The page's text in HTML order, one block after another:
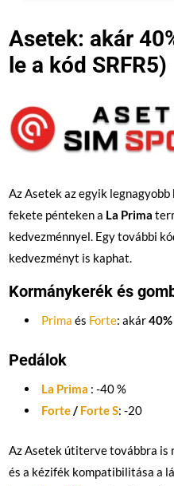
Asetek: akár
le a kód SRFR5)
Az Asetek az egyik
fekete pénteken a La Prima
kedvezménnyel. Egy további
kedvezményt is kaphat.
Kormánykerék és
Prima és Forte: akár
Pedálok
La Prima : -40 %
Forte/ Forte S: -20
Az Asetek útiterve továbbra is
és a kézifék kompatibilitása a